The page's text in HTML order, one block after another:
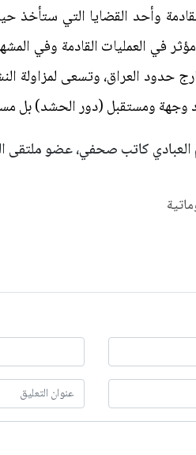
وأحد القضايا التي ستأخذ
في العمليات القادمة وفي
حدود العراق، وتسعى لمزاولة
وجهة ومستقبل (دور الحشد) بل
العبادي كاتب صحفي، عضو ملتقى